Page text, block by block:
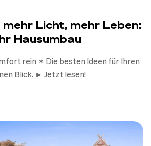
Licht, mehr Leben:
Hausumbau
rein ✶ Die besten Ideen für Ihren
Blick. ► Jetzt lesen!